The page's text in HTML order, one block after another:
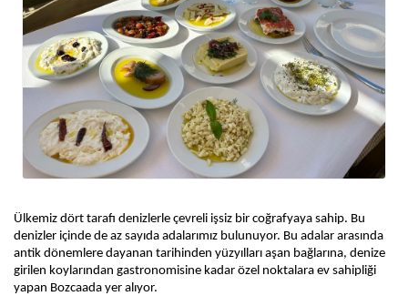
Ülkemiz dört tarafı denizlerle çevreli işsiz bir coğrafyaya sahip. Bu
denizler içinde de az sayıda adalarımız bulunuyor. Bu adalar arasında
antik dönemlere dayanan tarihinden yüzyılları aşan bağlarına, denize
girilen koylarından gastronomisine kadar özel noktalara ev sahipliği
yapan Bozcaada yer alıyor.